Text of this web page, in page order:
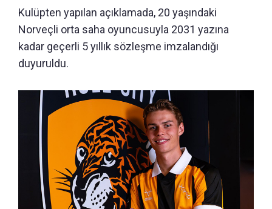
Kulüpten yapılan açıklamada, 20 yaşındaki
Norveçli orta saha oyuncusuyla 2031 yazına
kadar geçerli 5 yıllık sözleşme imzalandığı
duyuruldu.